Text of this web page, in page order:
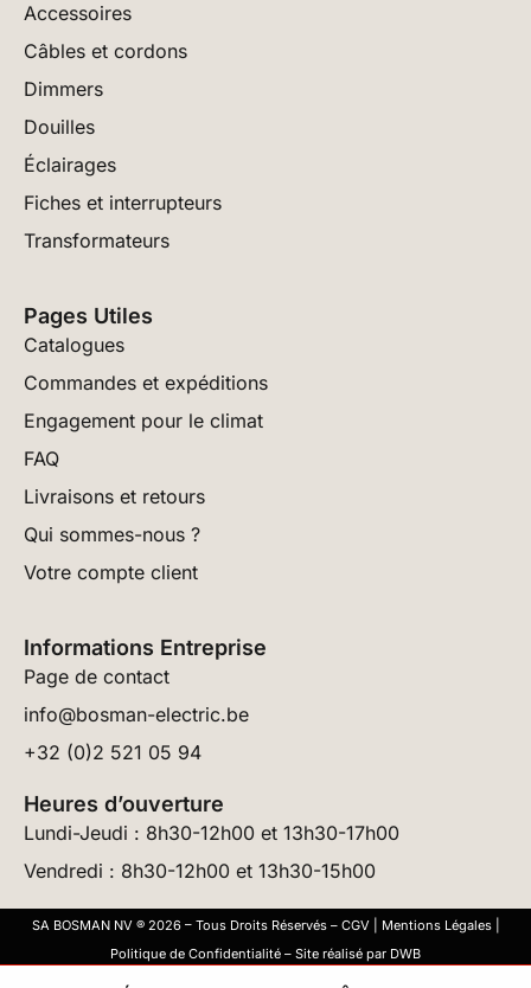
Accessoires
Câbles et cordons
Dimmers
Douilles
Éclairages
Fiches et interrupteurs
Transformateurs
Pages Utiles
Catalogues
Commandes et expéditions
Engagement pour le climat
FAQ
Livraisons et retours
Qui sommes-nous ?
Votre compte client
Informations Entreprise
Page de contact
info@bosman-electric.be
+32 (0)2 521 05 94
Heures d’ouverture
Lundi-Jeudi : 8h30-12h00 et 13h30-17h00
Vendredi : 8h30-12h00 et 13h30-15h00
SA BOSMAN NV ® 2026 – Tous Droits Réservés – CGV| Mentions Légales|
Politique de Confidentialité – Site réalisé par DWB